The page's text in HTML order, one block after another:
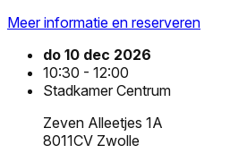
Meer informatie en reserveren
do 10 dec 2026
10:30 - 12:00
Stadkamer Centrum
Zeven Alleetjes 1A
8011CV Zwolle